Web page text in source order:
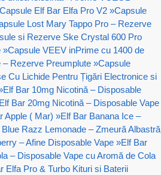
Capsule Elf Bar Elfa Pro V2 »Capsule
Lost Mary Tappo Pro – Rezerve
si Rezerve Ske Crystal 600 Pro
»Capsule VEEV inPrime cu 1400 de
Rezerve Preumplute »Capsule
Cu Lichide Pentru Țigări Electronice si
Elf Bar 10mg Nicotină – Disposable
Elf Bar 20mg Nicotină – Disposable Vape
Apple ( Mar) »Elf Bar Banana Ice –
Blue Razz Lemonade – Zmeură Albastră
– Afine Disposable Vape »Elf Bar
– Disposable Vape cu Aromă de Cola
Elfa Pro & Turbo Kituri si Baterii